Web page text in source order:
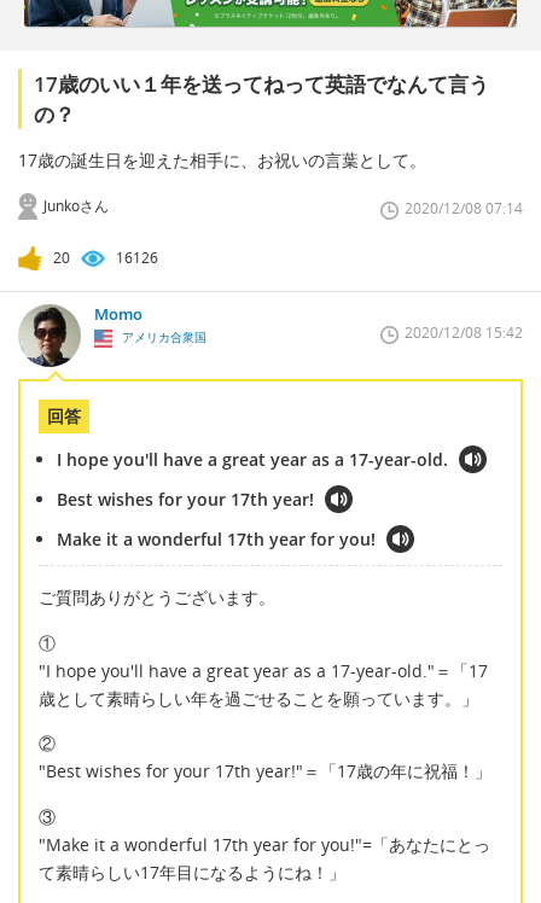
17歳のいい１年を送ってねって英語でなんて言う
の？
17歳の誕生日を迎えた相手に、お祝いの言葉として。
Junkoさん 2020/12/08 07:14
20 16126
Momo
アメリカ合衆国 2020/12/08 15:42
回答
I hope you'll have a great year as a 17-year-old.
Best wishes for your 17th year!
Make it a wonderful 17th year for you!
ご質問ありがとうございます。
①
"I hope you'll have a great year as a 17-year-old."＝「17
歳として素晴らしい年を過ごせることを願っています。」
②
"Best wishes for your 17th year!"＝「17歳の年に祝福！」
③
"Make it a wonderful 17th year for you!"=「あなたにとっ
て素晴らしい17年目になるようにね！」